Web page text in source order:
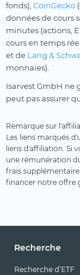
fonds), CoinGecko
données de cours
minutes (actions,
cours en temps
et de Lang &
monnaies).
Isarvest GmbH ne
peut pas assurer
Remarque sur
Les liens marqués
liens d'affiliation. Si
une rémunération
frais
financer notre offre
Recherche
Recherche d’ETF